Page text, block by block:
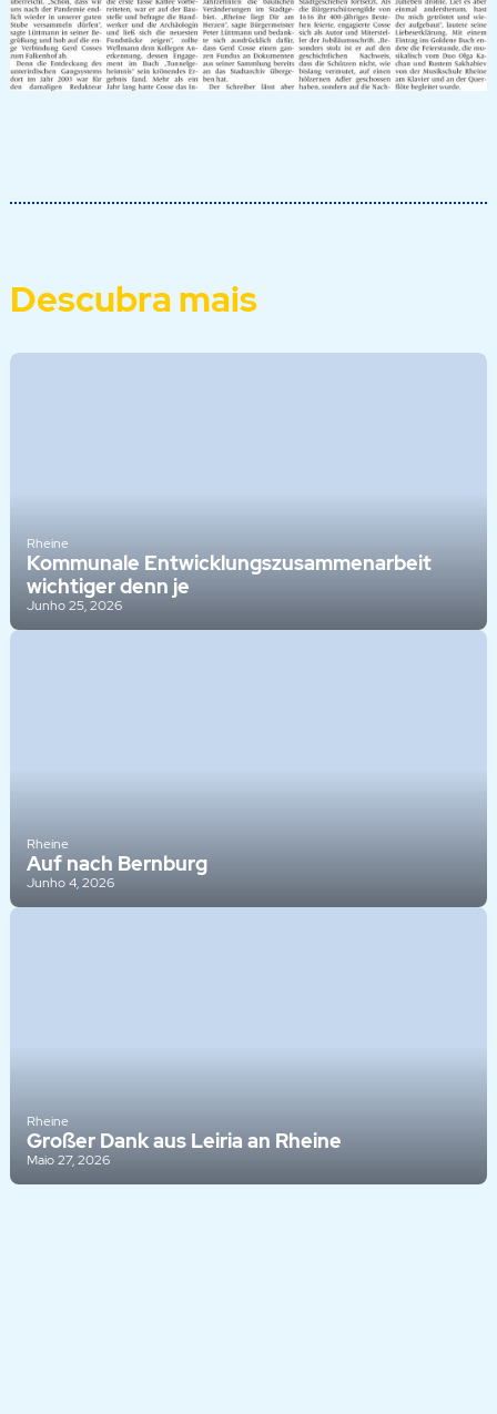
Descubra mais
Rheine
Kommunale Entwicklungszusammenarbeit
wichtiger denn je
Junho 25, 2026
Rheine
Auf nach Bernburg
Junho 4, 2026
Rheine
Großer Dank aus Leiria an Rheine
Maio 27, 2026